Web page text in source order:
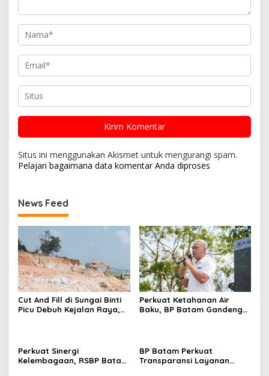
Situs ini menggunakan Akismet untuk mengurangi spam.
Pelajari bagaimana data komentar Anda diproses
News Feed
Cut And Fill di Sungai Binti
Picu Debuh Kejalan Raya,
Perkuat Ketahanan Air
Baku, BP Batam Gandeng
Perkuat Sinergi
Kelembagaan, RSBP Batam
BP Batam Perkuat
Transparansi Layanan